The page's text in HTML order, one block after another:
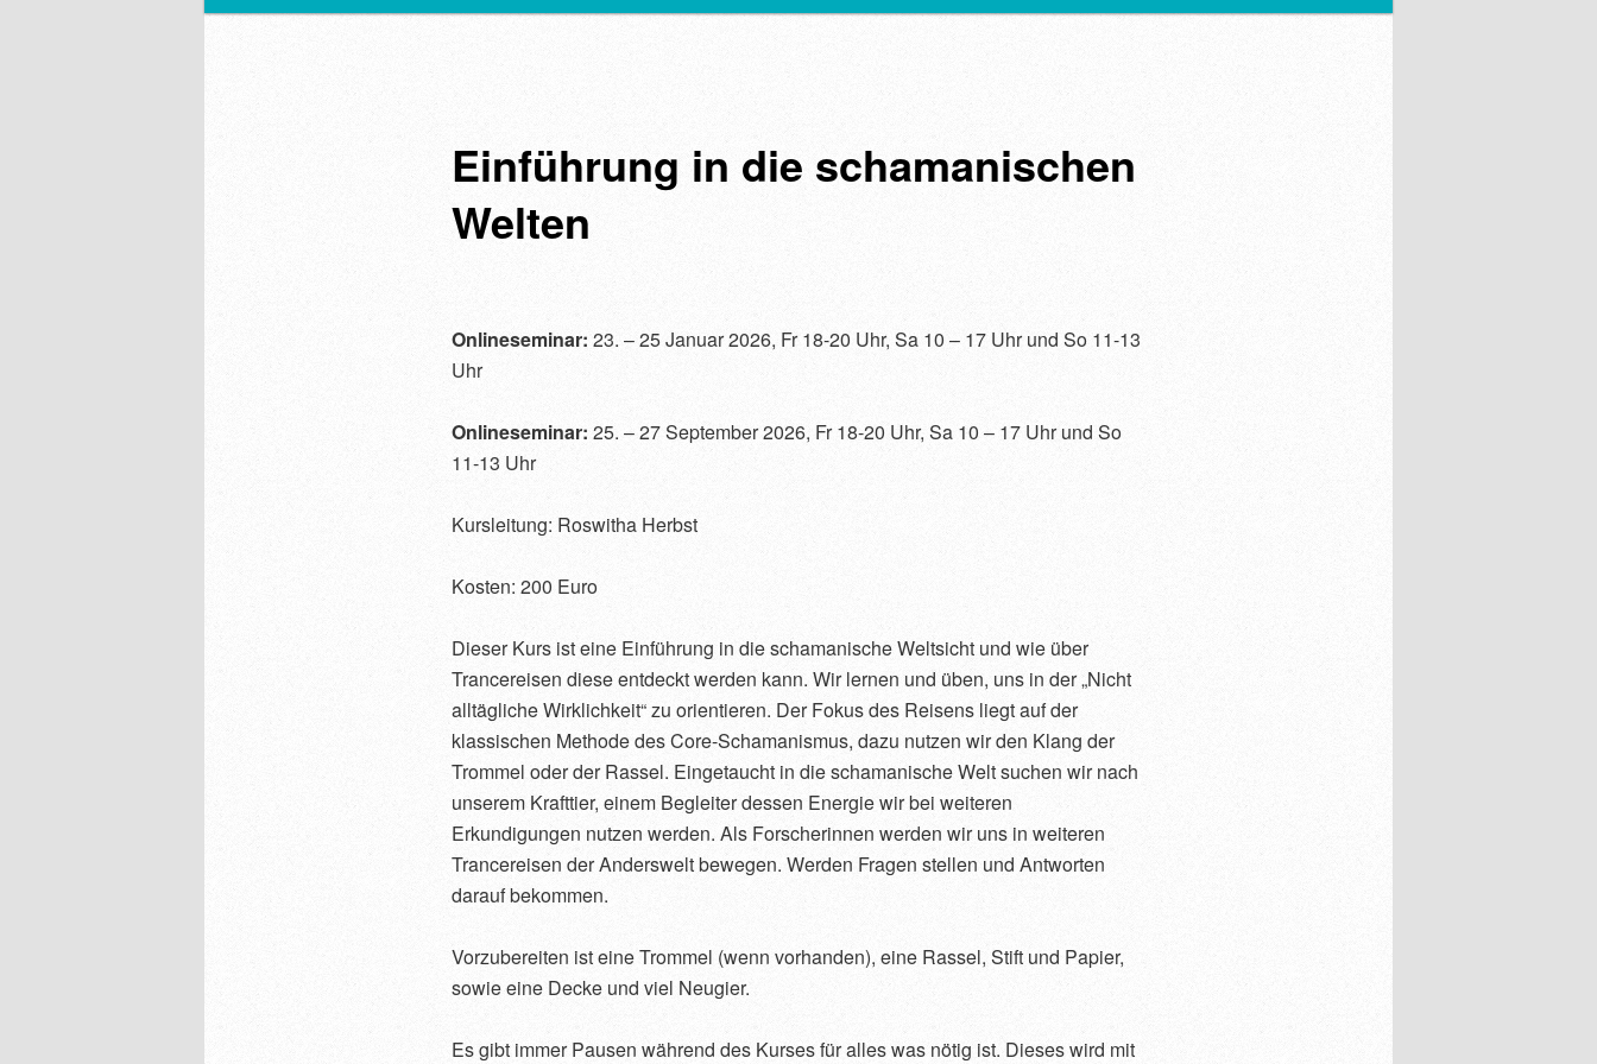
Einführung in die schamanischen
Welten
Onlineseminar: 23. – 25 Januar 2026, Fr 18-20 Uhr, Sa 10 – 17 Uhr und So 11-13
Uhr
Onlineseminar: 25. – 27 September 2026, Fr 18-20 Uhr, Sa 10 – 17 Uhr und So
11-13 Uhr
Kursleitung: Roswitha Herbst
Kosten: 200 Euro
Dieser Kurs ist eine Einführung in die schamanische Weltsicht und wie über
Trancereisen diese entdeckt werden kann. Wir lernen und üben, uns in der „Nicht
alltägliche Wirklichkeit“ zu orientieren. Der Fokus des Reisens liegt auf der
klassischen Methode des Core-Schamanismus, dazu nutzen wir den Klang der
Trommel oder der Rassel. Eingetaucht in die schamanische Welt suchen wir nach
unserem Krafttier, einem Begleiter dessen Energie wir bei weiteren
Erkundigungen nutzen werden. Als Forscherinnen werden wir uns in weiteren
Trancereisen der Anderswelt bewegen. Werden Fragen stellen und Antworten
darauf bekommen.
Vorzubereiten ist eine Trommel (wenn vorhanden), eine Rassel, Stift und Papier,
sowie eine Decke und viel Neugier.
Es gibt immer Pausen während des Kurses für alles was nötig ist. Dieses wird mit